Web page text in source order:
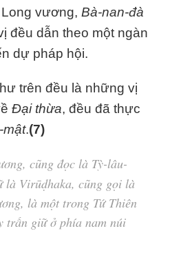
Long vương,Bà-nan-đà
đều dẫn theo một ngàn
dự pháp hội.
trên đều là những vị
Đại thừa, đều đã thực
mật.(7)
, cũng đọc là Tỳ-lâu-
là Virūḍhaka, cũng gọi là
, là một trong Tứ Thiên
trấn giữ ở phía nam núi